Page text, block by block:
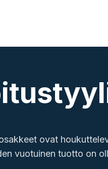
ovat
vuotuinen tuotto on